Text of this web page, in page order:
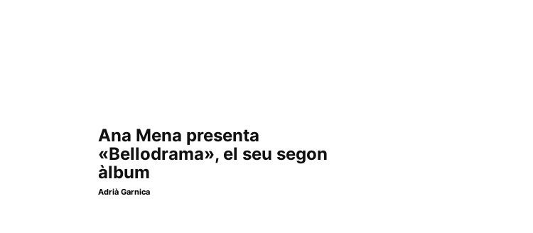
Ana Mena presenta
«Bellodrama», el seu segon
àlbum
Adrià Garnica